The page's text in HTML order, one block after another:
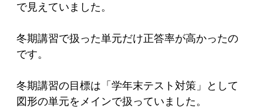
で見えていました。
冬期講習で扱った単元だけ正答率が高かったの
です。
冬期講習の目標は「学年末テスト対策」として
図形の単元をメインで扱っていました。